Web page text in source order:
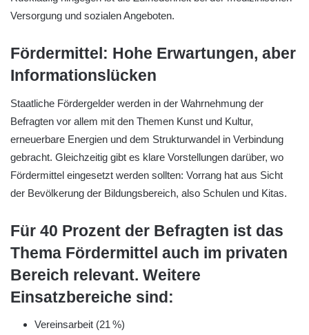
Versorgung und sozialen Angeboten.
Fördermittel: Hohe Erwartungen, aber
Informationslücken
Staatliche Fördergelder werden in der Wahrnehmung der
Befragten vor allem mit den Themen Kunst und Kultur,
erneuerbare Energien und dem Strukturwandel in Verbindung
gebracht. Gleichzeitig gibt es klare Vorstellungen darüber, wo
Fördermittel eingesetzt werden sollten: Vorrang hat aus Sicht
der Bevölkerung der Bildungsbereich, also Schulen und Kitas.
Für 40 Prozent der Befragten ist das
Thema Fördermittel auch im privaten
Bereich relevant. Weitere
Einsatzbereiche sind:
Vereinsarbeit (21 %)